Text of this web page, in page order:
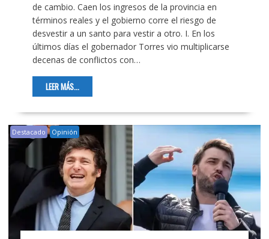
de cambio. Caen los ingresos de la provincia en
términos reales y el gobierno corre el riesgo de
desvestir a un santo para vestir a otro. I. En los
últimos días el gobernador Torres vio multiplicarse
decenas de conflictos con…
LEER MÁS...
Destacado Opinión